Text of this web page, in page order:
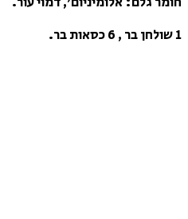
1 שולחן בר , 6 כסאות בר.